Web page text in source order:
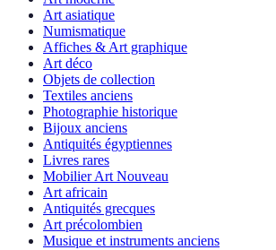
Art asiatique
Numismatique
Affiches & Art graphique
Art déco
Objets de collection
Textiles anciens
Photographie historique
Bijoux anciens
Antiquités égyptiennes
Livres rares
Mobilier Art Nouveau
Art africain
Antiquités grecques
Art précolombien
Musique et instruments anciens